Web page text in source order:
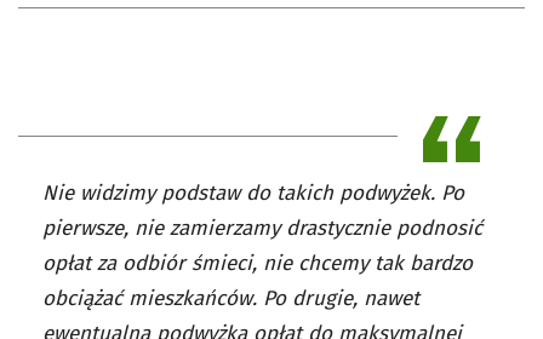
Nie widzimy podstaw do takich podwyżek. Po
pierwsze, nie zamierzamy drastycznie podnosić
opłat za odbiór śmieci, nie chcemy tak bardzo
obciążać mieszkańców. Po drugie, nawet
ewentualna podwyżka opłat do maksymalnej